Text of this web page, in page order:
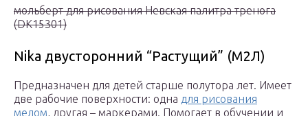
мольберт для рисования Невская палитра тренога
(DK15301)
Nika двусторонний “Растущий” (М2Л)
Предназначен для детей старше полутора лет. Имеет
две рабочие поверхности: одна для рисования
мелом, другая – маркерами. Помогает в обучении и